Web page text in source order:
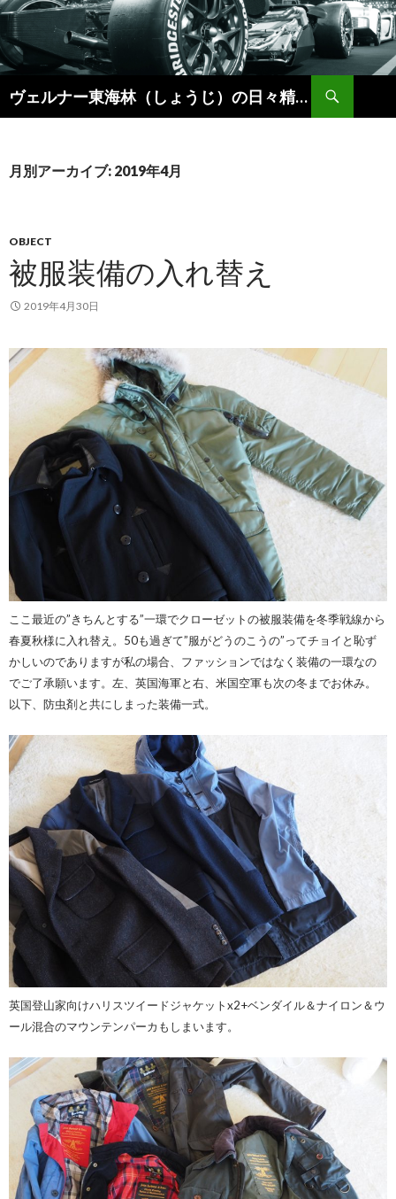
ヴェルナー東海林（しょうじ）の日々精進。
索
ン
キ
ッ
プ
月別アーカイブ: 2019年4月
OBJECT
被服装備の入れ替え
2019年4月30日
ここ最近の”きちんとする”一環でクローゼットの被服装備を冬季戦線から
春夏秋様に入れ替え。50も過ぎて”服がどうのこうの”ってチョイと恥ず
かしいのでありますが私の場合、ファッションではなく装備の一環なの
でご了承願います。左、英国海軍と右、米国空軍も次の冬までお休み。
以下、防虫剤と共にしまった装備一式。
英国登山家向けハリスツイードジャケットx2+ベンダイル＆ナイロン＆ウ
ール混合のマウンテンパーカもしまいます。